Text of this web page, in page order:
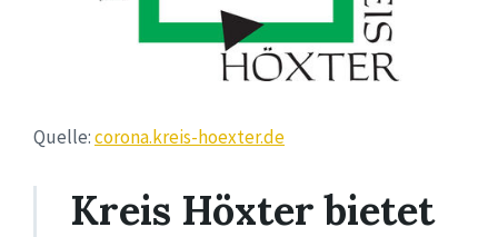
Quelle:corona.kreis-hoexter.de
Kreis Höxter bietet